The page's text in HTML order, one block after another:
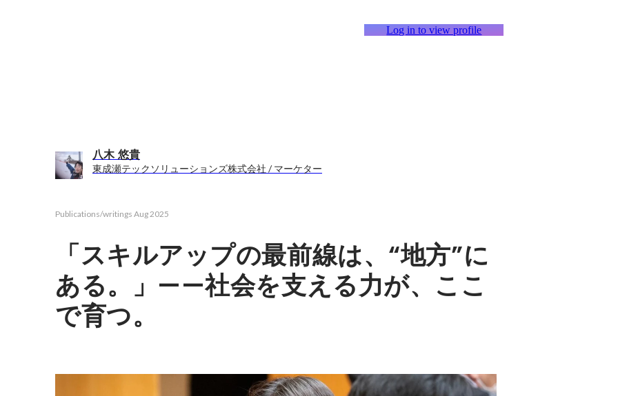
Log in to view profile
八木 悠貴
東成瀬テックソリューションズ株式会社 / マーケター
Publications/writings Aug 2025
「スキルアップの最前線は、“地方”に
ある。」——社会を支える力が、ここ
で育つ。